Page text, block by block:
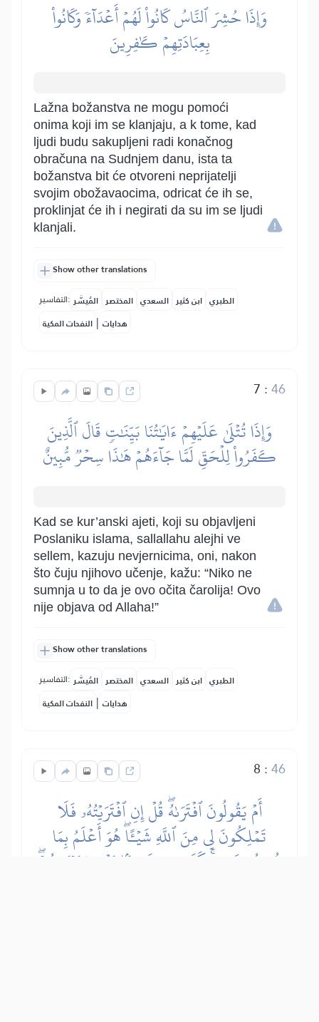
وَإِذَا حُشِرَ ٱلنَّاسُ كَانُواْ لَهُمۡ أَعۡدَآءٗ وَكَانُواْ
بِعِبَادَتِهِمۡ كَٰفِرِينَ
Lažna božanstva ne mogu pomoći
onima koji im se klanjaju, a k tome, kad
ljudi budu sakupljeni radi konačnog
obračuna na Sudnjem danu, ista ta
božanstva bit će otvoreni neprijatelji
svojim obožavaocima, odricat će ih se,
proklinjat će ih i negirati da su im se ljudi
klanjali.
Show other translations
التفاسير: المُيسَّر المختصر السعدي ابن كثير الطبري
النفحات المكية | هدايات
7 :46
وَإِذَا تُتۡلَىٰ عَلَيۡهِمۡ ءَايَٰتُنَا بَيِّنَٰتٖ قَالَ ٱلَّذِينَ
كَفَرُواْ لِلۡحَقِّ لَمَّا جَآءَهُمۡ هَٰذَا سِحۡرٞ مُّبِينٌ
Kad se kur’anski ajeti, koji su objavljeni
Poslaniku islama, sallallahu alejhi ve
sellem, kazuju nevjernicima, oni, nakon
što čuju njihovo učenje, kažu: “Niko ne
sumnja u to da je ovo očita čarolija! Ovo
nije objava od Allaha!”
Show other translations
التفاسير: المُيسَّر المختصر السعدي ابن كثير الطبري
النفحات المكية | هدايات
8 :46
أَمۡ يَقُولُونَ ٱفۡتَرَىٰهُۖ قُلۡ إِنِ ٱفۡتَرَيۡتُهُۥ فَلَا
تَمۡلِكُونَ لِي مِنَ ٱللَّهِ شَيۡـًٔاۖ هُوَ أَعۡلَمُ بِمَا
تُفِيضُونَ فِيهِۚ كَفَىٰ بِهِۦ شَهِيدَۢا بَيۡنِي وَبَيۡنَكُمۡۖ